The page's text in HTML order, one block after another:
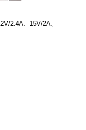
2.4A、15V/2A、